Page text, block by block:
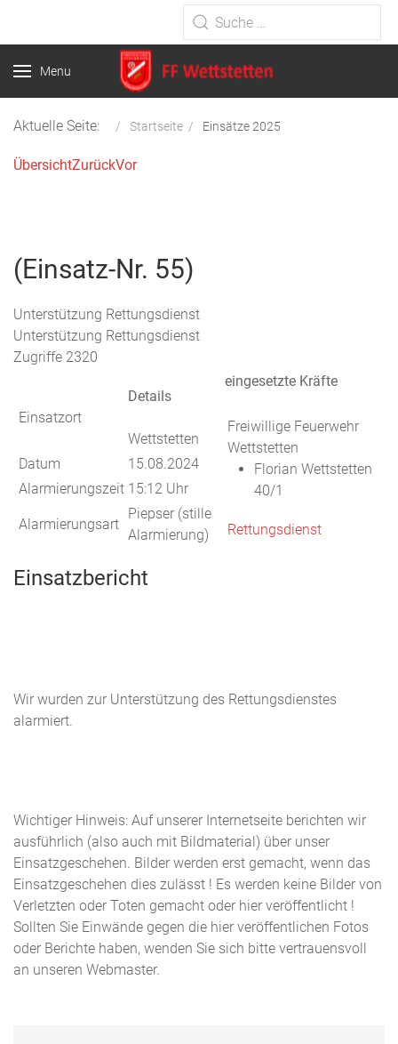
Type 2 or more characters for
results.
Menu
Aktuelle Seite: Startseite Einsätze 2025
ÜbersichtZurückVor
(Einsatz-Nr. 55)
Unterstützung Rettungsdienst
Unterstützung Rettungsdienst
Zugriffe 2320
Einsatzort
Details
Wettstetten
Datum
15.08.2024
Alarmierungszeit 15:12 Uhr
Alarmierungsart
Piepser (stille
Alarmierung)
eingesetzte Kräfte
Freiwillige Feuerwehr
Wettstetten
Florian Wettstetten
40/1
Rettungsdienst
Einsatzbericht
Wir wurden zur Unterstützung des Rettungsdienstes
alarmiert.
Wichtiger Hinweis: Auf unserer Internetseite berichten wir
ausführlich (also auch mit Bildmaterial) über unser
Einsatzgeschehen. Bilder werden erst gemacht, wenn das
Einsatzgeschehen dies zulässt ! Es werden keine Bilder von
Verletzten oder Toten gemacht oder hier veröffentlicht !
Sollten Sie Einwände gegen die hier veröffentlichen Fotos
oder Berichte haben, wenden Sie sich bitte vertrauensvoll
an unseren Webmaster.